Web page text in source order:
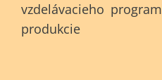
vzdelávacieho
produkcie